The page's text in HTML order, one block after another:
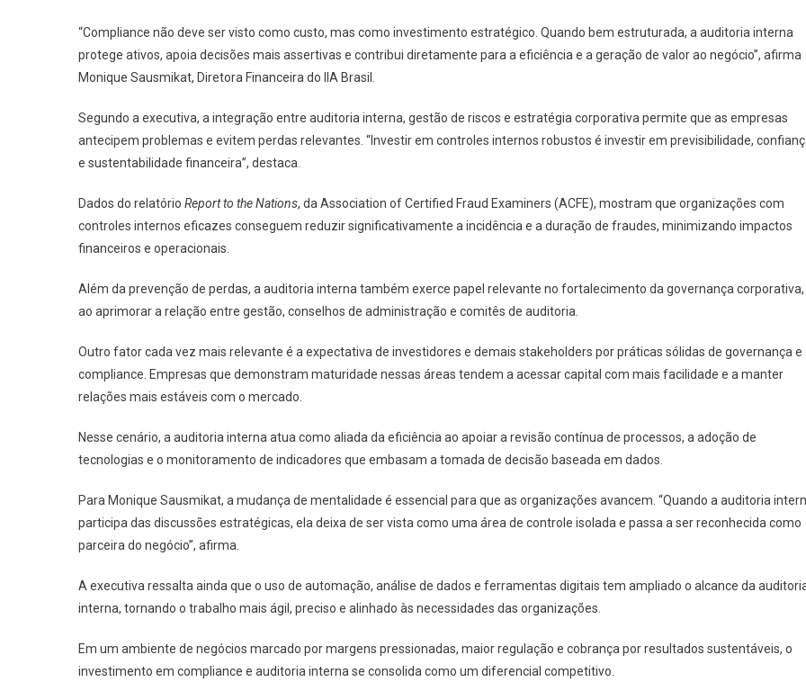
“Compliance não deve ser visto como custo, mas como investimento estratégico. Quando bem estruturada, a auditoria interna
protege ativos, apoia decisões mais assertivas e contribui diretamente para a eficiência e a geração de valor ao negócio”, afirma
Monique Sausmikat, Diretora Financeira do IIA Brasil.
Segundo a executiva, a integração entre auditoria interna, gestão de riscos e estratégia corporativa permite que as empresas
antecipem problemas e evitem perdas relevantes. “Investir em controles internos robustos é investir em previsibilidade,
e sustentabilidade financeira”, destaca.
Dados do relatório Report to the Nations, da Association of Certified Fraud Examiners (ACFE), mostram que organizações com
controles internos eficazes conseguem reduzir significativamente a incidência e a duração de fraudes, minimizando impactos
financeiros e operacionais.
Além da prevenção de perdas, a auditoria interna também exerce papel relevante no fortalecimento da governança corporativa,
ao aprimorar a relação entre gestão, conselhos de administração e comitês de auditoria.
Outro fator cada vez mais relevante é a expectativa de investidores e demais stakeholders por práticas sólidas de governança e
compliance. Empresas que demonstram maturidade nessas áreas tendem a acessar capital com mais facilidade e a manter
relações mais estáveis com o mercado.
Nesse cenário, a auditoria interna atua como aliada da eficiência ao apoiar a revisão contínua de processos, a adoção de
tecnologias e o monitoramento de indicadores que embasam a tomada de decisão baseada em dados.
Para Monique Sausmikat, a mudança de mentalidade é essencial para que as organizações avancem. “Quando a auditoria
participa das discussões estratégicas, ela deixa de ser vista como uma área de controle isolada e passa a ser reconhecida como
parceira do negócio”, afirma.
A executiva ressalta ainda que o uso de automação, análise de dados e ferramentas digitais tem ampliado o alcance da
interna, tornando o trabalho mais ágil, preciso e alinhado às necessidades das organizações.
Em um ambiente de negócios marcado por margens pressionadas, maior regulação e cobrança por resultados sustentáveis, o
investimento em compliance e auditoria interna se consolida como um diferencial competitivo.